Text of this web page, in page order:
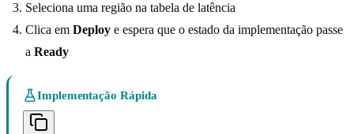
Seleciona uma região na tabela de latência
Clica em Deploy e espera que o estado da implementação passe
a Ready
Implementação Rápida